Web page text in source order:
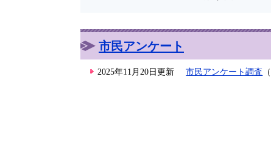
市民アンケート
2025年11月20日更新 市民アンケート調査 （